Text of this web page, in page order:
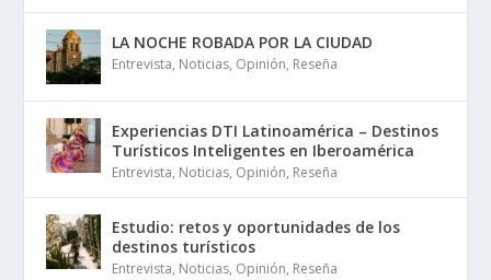
LA NOCHE ROBADA POR LA CIUDAD
Entrevista, Noticias, Opinión, Reseña
Experiencias DTI Latinoamérica – Destinos
Turísticos Inteligentes en Iberoamérica
Entrevista, Noticias, Opinión, Reseña
Estudio: retos y oportunidades de los
destinos turísticos
Entrevista, Noticias, Opinión, Reseña